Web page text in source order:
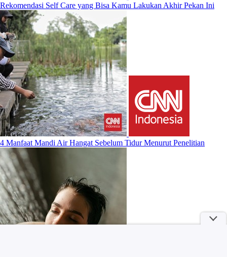
Rekomendasi Self Care yang Bisa Kamu Lakukan Akhir Pekan Ini
4 Manfaat Mandi Air Hangat Sebelum Tidur Menurut Penelitian